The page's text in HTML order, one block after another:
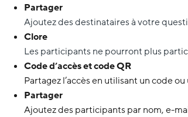
Partager
Ajoutez des destinataires à votre
Clore
Les participants ne pourront plus
Code d’accès et code QR
Partagez l’accès en utilisant un code
Partager
Ajoutez des participants par nom, e-